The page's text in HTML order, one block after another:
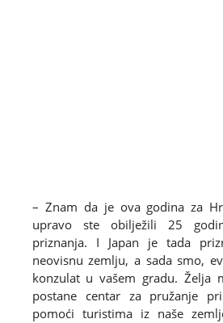
– Znam da je ova godina za
upravo ste obilježili 25
priznanja. I Japan je tada
neovisnu zemlju, a sada smo,
konzulat u vašem gradu. Želja
postane centar za pružanje
pomoći turistima iz naše